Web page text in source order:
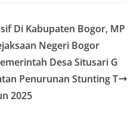
e
st
e
Di Kabupaten Bogor, MP
Negeri Bogor
Desa Situsari G
Penurunan Stunting T
2025